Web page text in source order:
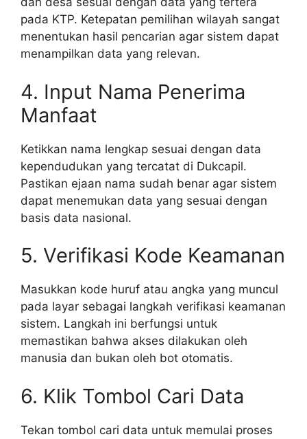
pada KTP. Ketepatan pemilihan wilayah sangat
menentukan hasil pencarian agar sistem dapat
menampilkan data yang relevan.
4. Input Nama Penerima
Manfaat
Ketikkan nama lengkap sesuai dengan data
kependudukan yang tercatat di Dukcapil.
Pastikan ejaan nama sudah benar agar sistem
dapat menemukan data yang sesuai dengan
basis data nasional.
5. Verifikasi Kode Keamanan
Masukkan kode huruf atau angka yang muncul
pada layar sebagai langkah verifikasi keamanan
sistem. Langkah ini berfungsi untuk
memastikan bahwa akses dilakukan oleh
manusia dan bukan oleh bot otomatis.
6. Klik Tombol Cari Data
Tekan tombol cari data untuk memulai proses